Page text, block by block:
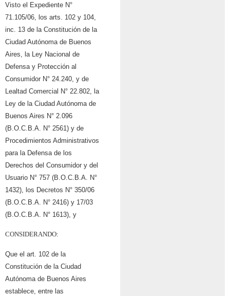
Visto el Expediente N°
71.105/06, los arts. 102 y 104,
inc. 13 de la Constitución de la
Ciudad Autónoma de Buenos
Aires, la Ley Nacional de
Defensa y Protección al
Consumidor N° 24.240, y de
Lealtad Comercial N° 22.802, la
Ley de la Ciudad Autónoma de
Buenos Aires N° 2.096
(B.O.C.B.A. N° 2561) y de
Procedimientos Administrativos
para la Defensa de los
Derechos del Consumidor y del
Usuario N° 757 (B.O.C.B.A. N°
1432), los Decretos N° 350/06
(B.O.C.B.A. N° 2416) y 17/03
(B.O.C.B.A. N° 1613), y
CONSIDERANDO:
Que el art. 102 de la
Constitución de la Ciudad
Autónoma de Buenos Aires
establece, entre las